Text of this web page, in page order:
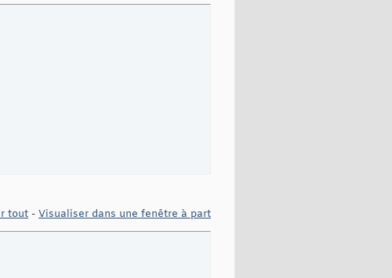
tout - Visualiser dans une fenêtre à part